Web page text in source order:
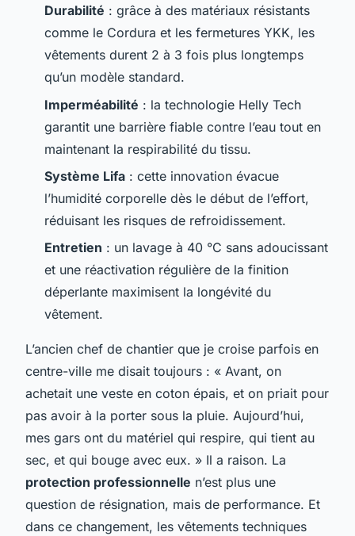
Durabilité : grâce à des matériaux résistants
comme le Cordura et les fermetures YKK, les
vêtements durent 2 à 3 fois plus longtemps
qu’un modèle standard.
Imperméabilité : la technologie Helly Tech
garantit une barrière fiable contre l’eau tout en
maintenant la respirabilité du tissu.
Système Lifa : cette innovation évacue
l’humidité corporelle dès le début de l’effort,
réduisant les risques de refroidissement.
Entretien : un lavage à 40 °C sans adoucissant
et une réactivation régulière de la finition
déperlante maximisent la longévité du
vêtement.
L’ancien chef de chantier que je croise parfois en
centre-ville me disait toujours : « Avant, on
achetait une veste en coton épais, et on priait pour
pas avoir à la porter sous la pluie. Aujourd’hui,
mes gars ont du matériel qui respire, qui tient au
sec, et qui bouge avec eux. » Il a raison. La
protection professionnelle n’est plus une
question de résignation, mais de performance. Et
dans ce changement, les vêtements techniques